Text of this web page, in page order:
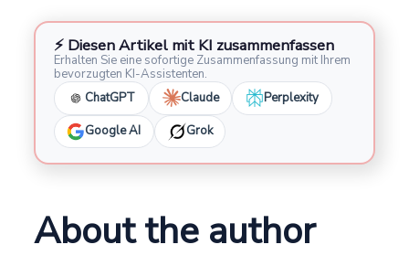
⚡ Diesen Artikel mit KI zusammenfassen
Erhalten Sie eine sofortige Zusammenfassung mit Ihrem
bevorzugten KI-Assistenten.
ChatGPT
Claude Perplexity
Google AI Grok
About the author